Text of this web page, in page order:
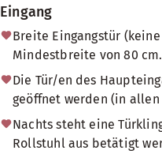
Eingang
Breite Eingangstür
Mindestbreite von 80 cm.
Die Tür/en des
geöffnet werden (in
Nachts steht eine
Rollstuhl aus betätigt